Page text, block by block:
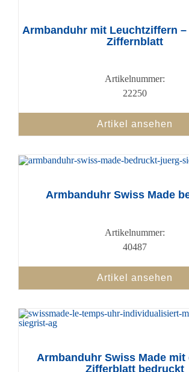
Armbanduhr mit Leuchtziffern
Ziffernblatt
Artikelnummer:
22250
Artikel ansehen
Armbanduhr Swiss Made
Artikelnummer:
40487
Artikel ansehen
Armbanduhr Swiss Made mit
Zifferblatt bedruckt